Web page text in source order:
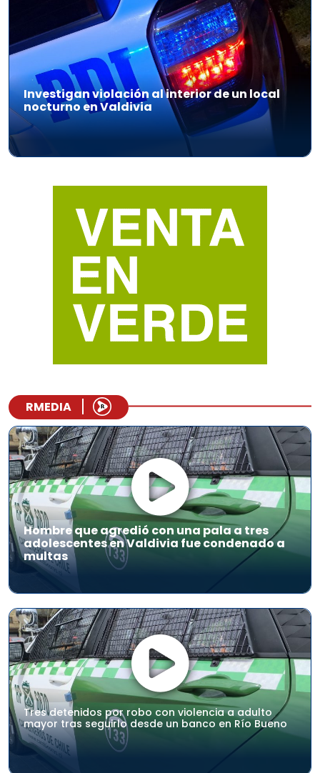
Investigan violación al interior de un local
nocturno en Valdivia
RMEDIA
Hombre que agredió con una pala a tres
adolescentes en Valdivia fue condenado a
multas
Tres detenidos por robo con violencia a adulto
mayor tras seguirlo desde un banco en Río Bueno